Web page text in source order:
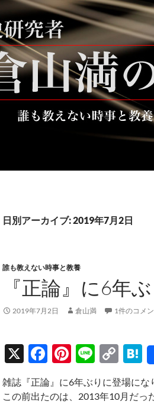
日別アーカイブ: 2019年7月2日
誰も教えない時事と教養
『正論』に6年
2019年7月2日 倉山満 1件のコメン
X
F
e
Pi
nt
er
Li
n
e
C
o
p e
雑誌『正論』に6年ぶりに登場にな
この前出たのは、2013年10月だっ